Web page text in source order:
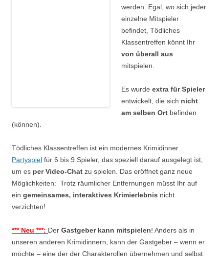
werden. Egal, wo sich jeder
einzelne Mitspieler
befindet, Tödliches
Klassentreffen könnt Ihr
von überall aus
mitspielen.
Es wurde extra für Spieler
entwickelt, die sich nicht
am selben Ort befinden
(können).
Tödliches Klassentreffen ist ein modernes Krimidinner
Partyspiel für 6 bis 9 Spieler, das speziell darauf ausgelegt ist,
um es per Video-Chat zu spielen. Das eröffnet ganz neue
Möglichkeiten: Trotz räumlicher Entfernungen müsst Ihr auf
ein gemeinsames, interaktives Krimierlebnis nicht
verzichten!
*** Neu ***: Der Gastgeber kann mitspielen! Anders als in
unseren anderen Krimidinnern, kann der Gastgeber – wenn er
möchte – eine der der Charakterollen übernehmen und selbst